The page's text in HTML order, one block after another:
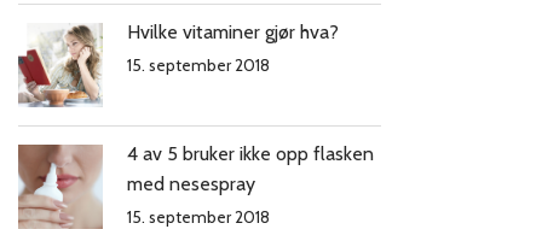
Hvilke vitaminer gjør hva?
15. september 2018
4 av 5 bruker ikke opp flasken
med nesespray
15. september 2018